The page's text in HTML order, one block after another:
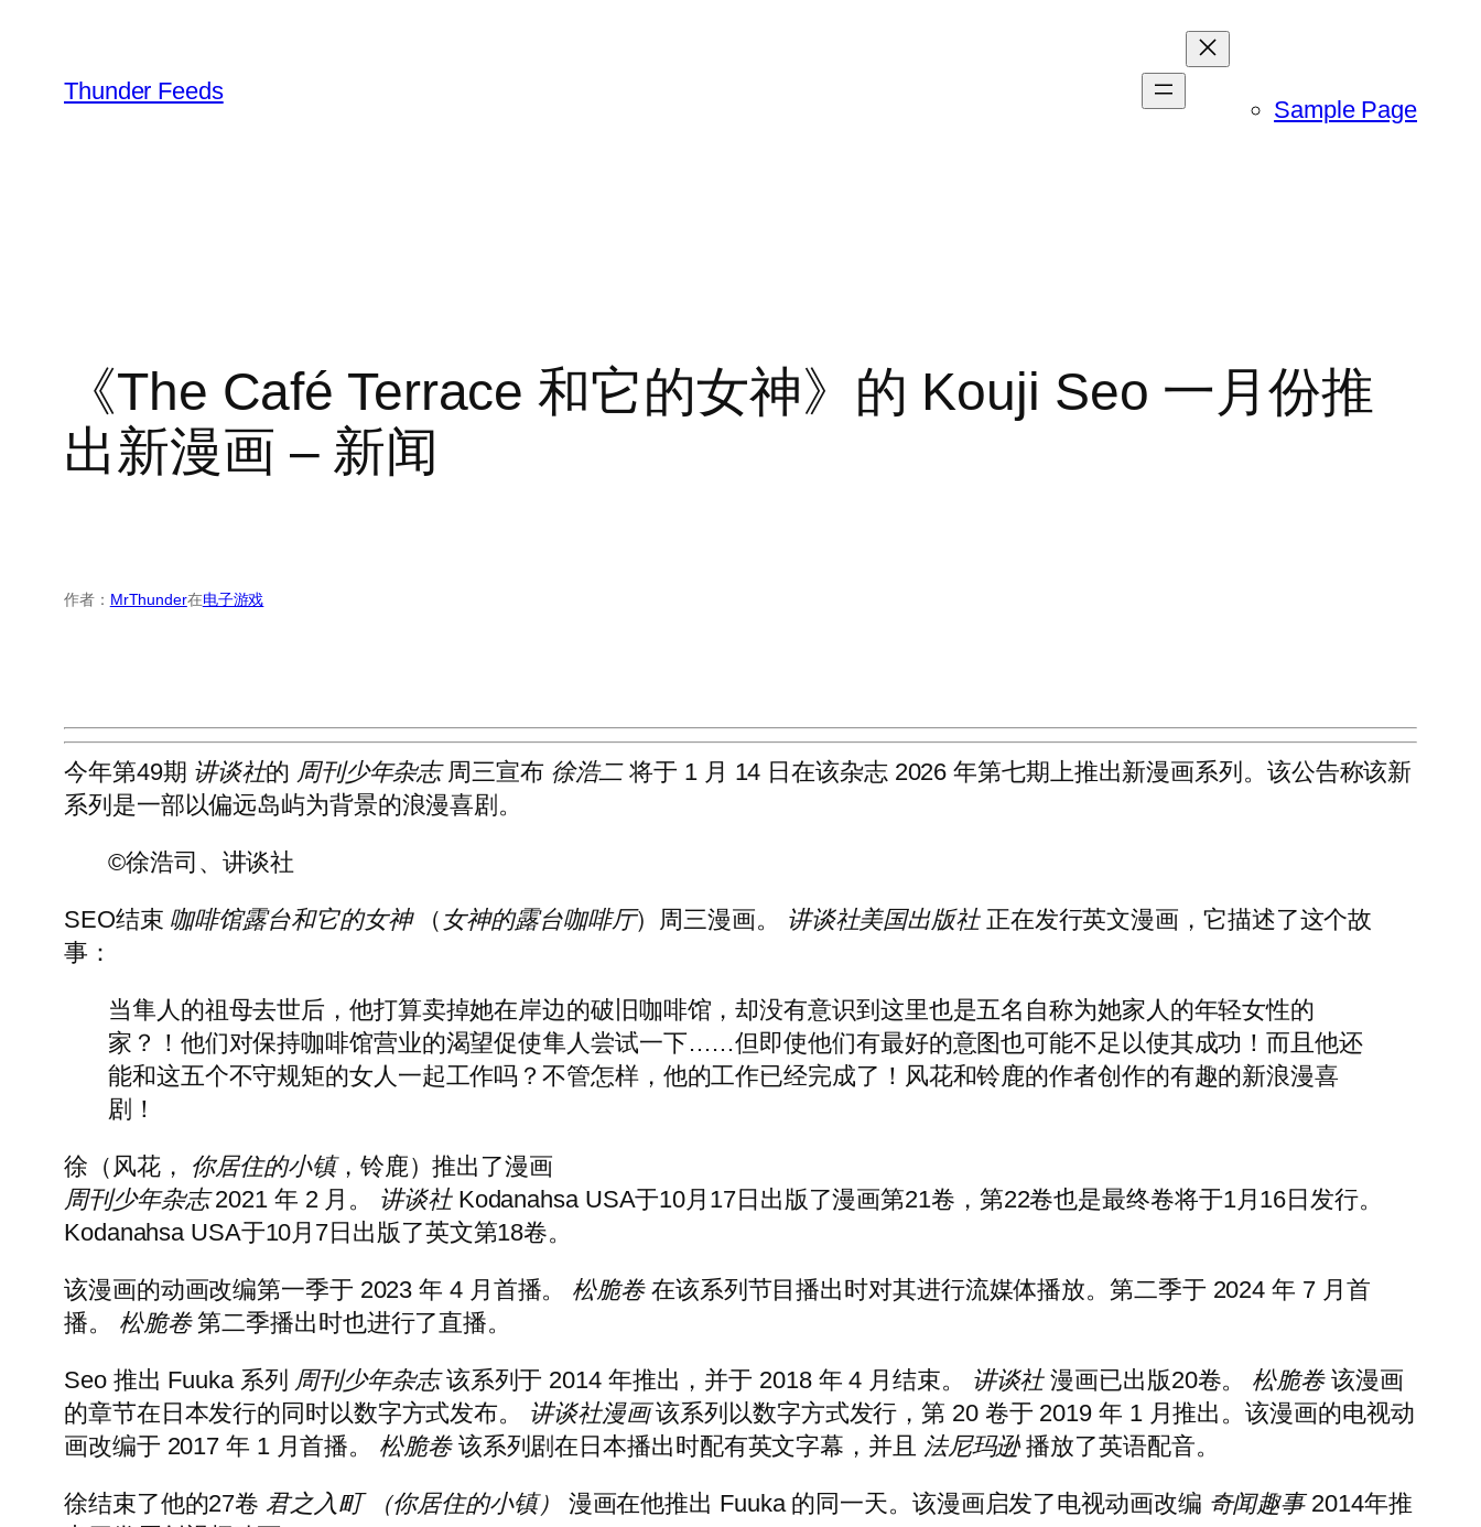
Thunder Feeds
Sample Page
《The Café Terrace 和它的女神》的 Kouji Seo 一月份推
出新漫画 – 新闻
作者： MrThunder在电子游戏
今年第49期 讲谈社的 周刊少年杂志周三宣布 徐浩二将于 1 月 14 日在该杂志 2026 年第七期上推出新漫画系列。该公告称该新
系列是一部以偏远岛屿为背景的浪漫喜剧。
©徐浩司、讲谈社
SEO结束 咖啡馆露台和它的女神（ 女神的露台咖啡厅）周三漫画。 讲谈社美国出版社正在发行英文漫画，它描述了这个故
事：
当隼人的祖母去世后，他打算卖掉她在岸边的破旧咖啡馆，却没有意识到这里也是五名自称为她家人的年轻女性的
家？！他们对保持咖啡馆营业的渴望促使隼人尝试一下……但即使他们有最好的意图也可能不足以使其成功！而且他还
能和这五个不守规矩的女人一起工作吗？不管怎样，他的工作已经完成了！风花和铃鹿的作者创作的有趣的新浪漫喜
剧！
徐（风花， 你居住的小镇，铃鹿）推出了漫画
周刊少年杂志2021 年 2 月。 讲谈社Kodanahsa USA于10月17日出版了漫画第21卷，第22卷也是最终卷将于1月16日发行。
Kodanahsa USA于10月7日出版了英文第18卷。
该漫画的动画改编第一季于 2023 年 4 月首播。 松脆卷在该系列节目播出时对其进行流媒体播放。第二季于 2024 年 7 月首
播。 松脆卷第二季播出时也进行了直播。
Seo 推出 Fuuka 系列 周刊少年杂志该系列于 2014 年推出，并于 2018 年 4 月结束。 讲谈社漫画已出版20卷。 松脆卷该漫画
的章节在日本发行的同时以数字方式发布。 讲谈社漫画该系列以数字方式发行，第 20 卷于 2019 年 1 月推出。该漫画的电视动
画改编于 2017 年 1 月首播。 松脆卷该系列剧在日本播出时配有英文字幕，并且 法尼玛逊播放了英语配音。
徐结束了他的27卷 君之入町（你居住的小镇） 漫画在他推出 Fuuka 的同一天。该漫画启发了电视动画改编 奇闻趣事2014年推